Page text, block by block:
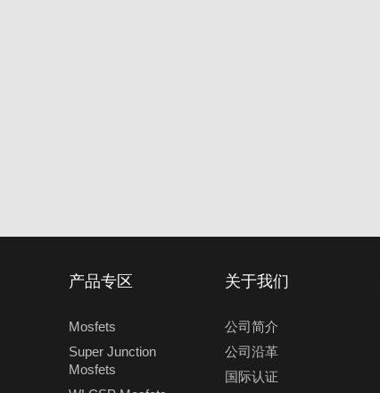
产品专区
Mosfets
Super Junction
Mosfets
关于我们
公司简介
公司沿革
国际认证